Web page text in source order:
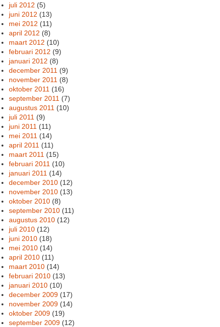
juli 2012 (5)
juni 2012 (13)
mei 2012 (11)
april 2012 (8)
maart 2012 (10)
februari 2012 (9)
januari 2012 (8)
december 2011 (9)
november 2011 (8)
oktober 2011 (16)
september 2011 (7)
augustus 2011 (10)
juli 2011 (9)
juni 2011 (11)
mei 2011 (14)
april 2011 (11)
maart 2011 (15)
februari 2011 (10)
januari 2011 (14)
december 2010 (12)
november 2010 (13)
oktober 2010 (8)
september 2010 (11)
augustus 2010 (12)
juli 2010 (12)
juni 2010 (18)
mei 2010 (14)
april 2010 (11)
maart 2010 (14)
februari 2010 (13)
januari 2010 (10)
december 2009 (17)
november 2009 (14)
oktober 2009 (19)
september 2009 (12)